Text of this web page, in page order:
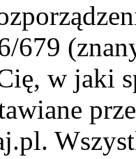
679
w jaki